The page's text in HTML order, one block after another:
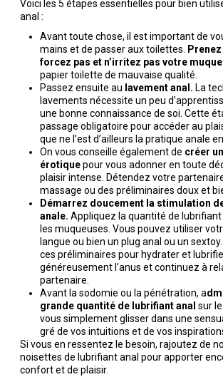
Voici les 5 étapes essentielles pour bien
anal :
Avant toute chose, il est important de
mains et de passer aux toilettes.
forcez pas et n’irritez pas votre
papier toilette de mauvaise qualité.
Passez ensuite au lavement anal. La
lavements nécessite un peu
une bonne connaissance de soi. Cette
passage obligatoire pour accéder au
que ne l’est d’ailleurs la pratique anale
On vous conseille également de créer
érotiquepour vous adonner en toute
plaisir intense. Détendez votre
massage ou des préliminaires doux et
Démarrez doucement la stimulation
anale. Appliquez la quantité de
les muqueuses. Vous pouvez utiliser
langue ou bien un plug anal ou un
ces préliminaires pour hydrater et
généreusement l’anus et continuez à
partenaire.
Avant la sodomie ou la pénétration, a
grande quantité de lubrifiant anal sur
vous simplement glisser dans une
gré de vos intuitions et de vos
Si vous en ressentez le besoin, rajoutez de
noisettes de lubrifiant anal pour apporter
confort et de plaisir.